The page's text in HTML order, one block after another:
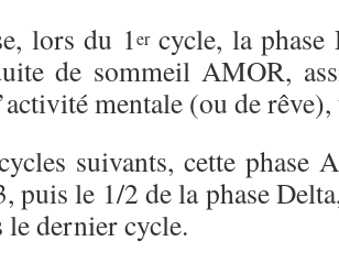
lors du 1ercycle, la phase
de sommeil AMOR,
mentale (ou de rêve),
suivants, cette phase
puis le 1/2 de la phase
le dernier cycle.